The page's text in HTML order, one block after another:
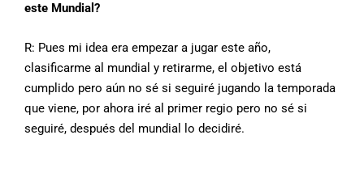
este Mundial?
R: Pues mi idea era empezar a jugar este año,
clasificarme al mundial y retirarme, el objetivo está
cumplido pero aún no sé si seguiré jugando la temporada
que viene, por ahora iré al primer regio pero no sé si
seguiré, después del mundial lo decidiré.